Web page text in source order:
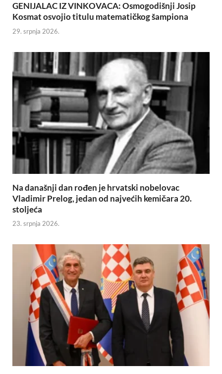
GENIJALAC IZ VINKOVACA: Osmogodišnji Josip
Kosmat osvojio titulu matematičkog šampiona
29. srpnja 2026.
Na današnji dan rođen je hrvatski nobelovac
Vladimir Prelog, jedan od najvećih kemičara 20.
stoljeća
23. srpnja 2026.